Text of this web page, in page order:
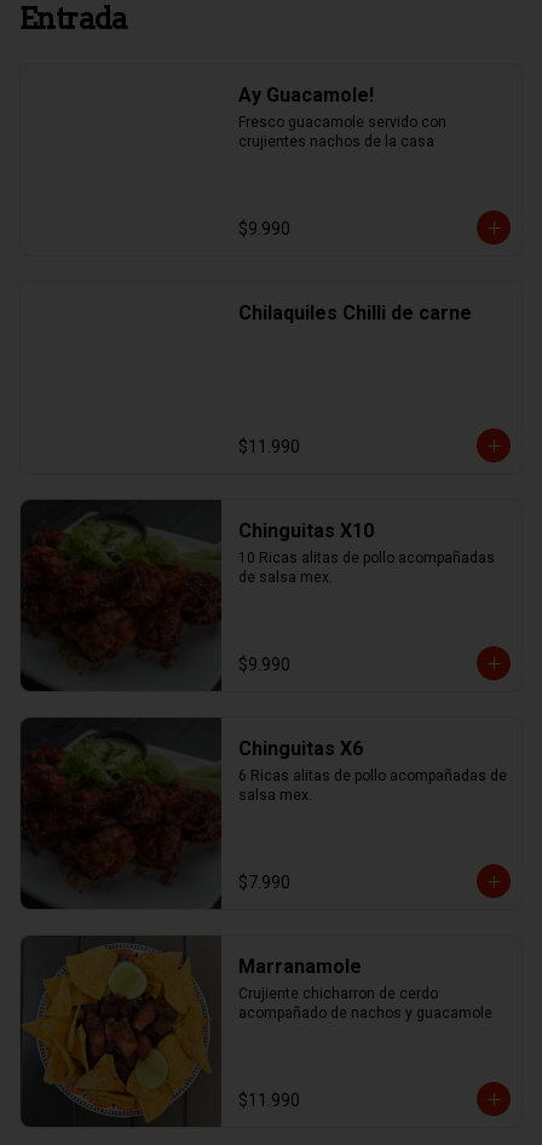
Entrada
Ay Guacamole!
Fresco guacamole servido con
crujientes nachos de la casa
$9.990
Chilaquiles Chilli de carne
$11.990
Chinguitas X10
10 Ricas alitas de pollo acompañadas
de salsa mex.
$9.990
Chinguitas X6
6 Ricas alitas de pollo acompañadas de
salsa mex.
$7.990
Marranamole
Crujiente chicharron de cerdo
acompañado de nachos y guacamole
$11.990